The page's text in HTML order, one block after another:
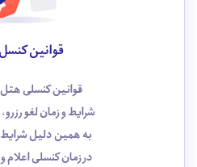
قوانین
قوانین کنسلی
شرایط و زمان لغو
به همین دلیل
در زمان کنسلی اعلام